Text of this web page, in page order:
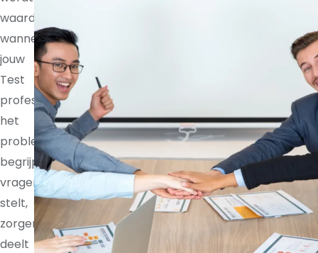
waardevoller
wanneer
jouw
Test
professional
het
probleem
begrijpt,
vragen
stelt,
zorgen
deelt